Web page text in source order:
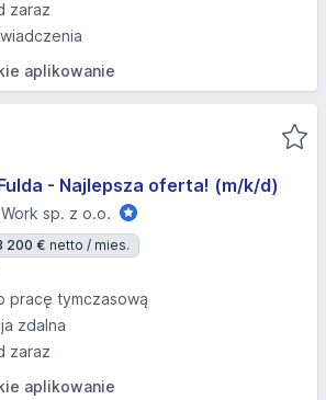
zaraz
aplikowanie
- Najlepsza oferta! (m/k/d)
sp. z o.o.
200 € netto / mies.
pracę tymczasową
zdalna
zaraz
aplikowanie